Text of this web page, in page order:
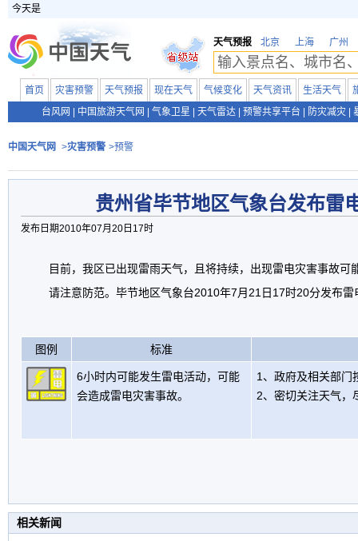
今天是
天气预报 北京 上海 广州
首页 灾害预警 天气预报 现在天气 气候变化 天气资讯 生活天气
台风网
中国旅游天气网 气象卫星 天气雷达 预警共享平台 防灾减灾
中国天气网 >灾害预警 >预警
贵州省毕节地区气象台发布雷
发布日期2010年07月20日17时
目前，我区已出现雷雨天气，且将持续，出现雷电灾害事故可
请注意防范。毕节地区气象台2010年7月21日17时20分发布雷
图例 标准
6小时内可能发生雷电活动，可能
会造成雷电灾害事故。
1、政府及相关部门
2、密切关注天气，
相关新闻